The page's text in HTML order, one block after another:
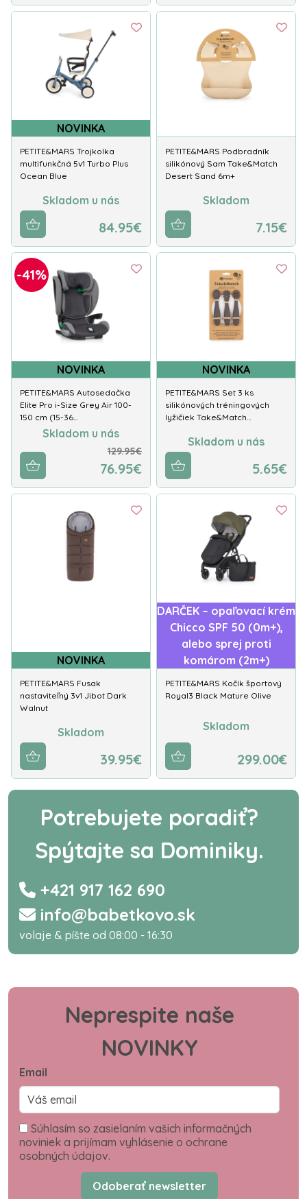
NOVINKA
PETITE&MARS Trojkolka
multifunkčná 5v1 Turbo Plus
Ocean Blue
Skladom u nás
84.95€
PETITE&MARS Podbradník
silikónový Sam Take&Match
Desert Sand 6m+
Skladom
7.15€
-41%
NOVINKA
PETITE&MARS Autosedačka
Elite Pro i-Size Grey Air 100-
150 cm (15-36…
Skladom u nás
129.95€
76.95€
NOVINKA
PETITE&MARS Set 3 ks
silikónových tréningových
lyžičiek Take&Match…
Skladom u nás
5.65€
NOVINKA
PETITE&MARS Fusak
nastaviteľný 3v1 Jibot Dark
Walnut
Skladom
39.95€
DARČEK – opaľovací krém
Chicco SPF 50 (0m+),
alebo sprej proti
komárom (2m+)
PETITE&MARS Kočík športový
Royal3 Black Mature Olive
Skladom
299.00€
Potrebujete poradiť?
Spýtajte sa Dominiky.
+421 917 162 690
info@babetkovo.sk
volaje & píšte od 08:00 - 16:30
Neprespite naše
NOVINKY
Email
Súhlasím so zasielaním vašich informačných
noviniek a prijímam vyhlásenie o ochrane
osobných údajov.
Odoberať newsletter